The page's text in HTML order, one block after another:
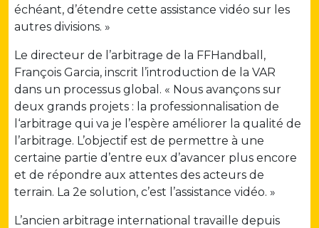
échéant, d’étendre cette assistance vidéo sur les
autres divisions. »
Le directeur de l’arbitrage de la FFHandball,
François Garcia, inscrit l’introduction de la VAR
dans un processus global. « Nous avançons sur
deux grands projets : la professionnalisation de
l‘arbitrage qui va je l’espère améliorer la qualité de
l’arbitrage. L’objectif est de permettre à une
certaine partie d’entre eux d’avancer plus encore
et de répondre aux attentes des acteurs de
terrain. La 2e solution, c’est l’assistance vidéo. »
L’ancien arbitrage international travaille depuis